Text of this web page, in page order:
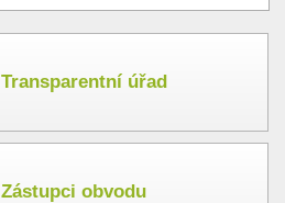
Transparentní úřad
Zástupci obvodu